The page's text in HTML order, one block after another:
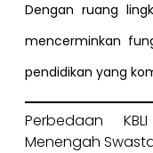
Dengan ruang
mencerminkan
pendidikan yang
Perbedaan
Menengah